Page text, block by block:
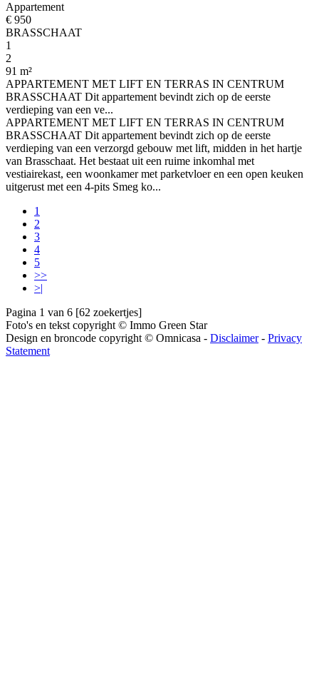
Appartement
€ 950
BRASSCHAAT
1
2
91 m²
APPARTEMENT MET LIFT EN TERRAS IN CENTRUM
BRASSCHAAT Dit appartement bevindt zich op de eerste
verdieping van een ve...
APPARTEMENT MET LIFT EN TERRAS IN CENTRUM
BRASSCHAAT Dit appartement bevindt zich op de eerste
verdieping van een verzorgd gebouw met lift, midden in het hartje
van Brasschaat. Het bestaat uit een ruime inkomhal met
vestiairekast, een woonkamer met parketvloer en een open keuken
uitgerust met een 4-pits Smeg ko...
1
2
3
4
5
>>
>|
Pagina 1 van 6 [62 zoekertjes]
Foto's en tekst copyright © Immo Green Star
Design en broncode copyright © Omnicasa - Disclaimer- Privacy
Statement